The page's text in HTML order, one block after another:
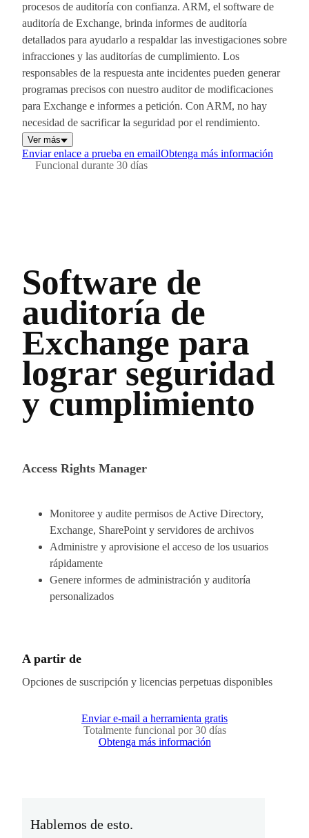
procesos de auditoría con confianza. ARM, el software de
auditoría de Exchange, brinda informes de auditoría
detallados para ayudarlo a respaldar las investigaciones sobre
infracciones y las auditorías de cumplimiento. Los
responsables de la respuesta ante incidentes pueden generar
programas precisos con nuestro auditor de modificaciones
para Exchange e informes a petición. Con ARM, no hay
necesidad de sacrificar la seguridad por el rendimiento.
Ver más
Enviar enlace a prueba en email
Funcional durante 30 días
Obtenga más información
Software de
auditoría de
Exchange para
lograr seguridad
y cumplimiento
Access Rights Manager
Monitoree y audite permisos de Active Directory,
Exchange, SharePoint y servidores de archivos
Administre y aprovisione el acceso de los usuarios
rápidamente
Genere informes de administración y auditoría
personalizados
A partir de
Opciones de suscripción y licencias perpetuas disponibles
Enviar e-mail a herramienta gratis
Totalmente funcional por 30 días
Obtenga más información
Hablemos de esto.